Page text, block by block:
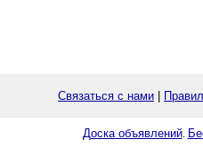
Связаться с нами
Доска объявлений.